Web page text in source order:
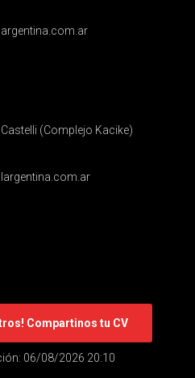
(Complejo Kacike)
Compartinos tu CV
06/08/2026 20:10